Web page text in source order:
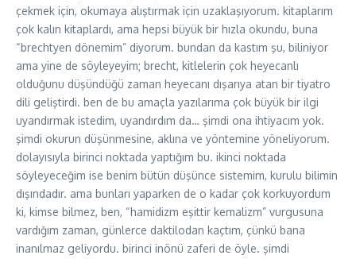
çekmek için, okumaya alıştırmak için uzaklaşıyorum. kitaplarım
çok kalın kitaplardı, ama hepsi büyük bir hızla okundu, buna
“brechtyen dönemim” diyorum. bundan da kastım şu, biliniyor
ama yine de söyleyeyim; brecht, kitlelerin çok heyecanlı
olduğunu düşündüğü zaman heyecanı dışarıya atan bir tiyatro
dili geliştirdi. ben de bu amaçla yazılarıma çok büyük bir ilgi
uyandırmak istedim, uyandırdım da… şimdi ona ihtiyacım yok.
şimdi okurun düşünmesine, aklına ve yöntemine yöneliyorum.
dolayısıyla birinci noktada yaptığım bu. ikinci noktada
söyleyeceğim ise benim bütün düşünce sistemim, kurulu bilimin
dışındadır. ama bunları yaparken de o kadar çok korkuyordum
ki, kimse bilmez, ben, “hamidizm eşittir kemalizm” vurgusuna
vardığım zaman, günlerce daktilodan kaçtım, çünkü bana
inanılmaz geliyordu. birinci inönü zaferi de öyle. şimdi